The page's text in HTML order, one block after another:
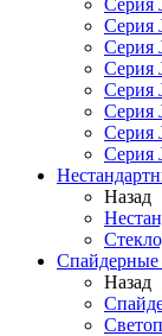
Серия
Серия
Серия
Серия
Серия
Серия
Серия
Назад
Спайдерные
Назад